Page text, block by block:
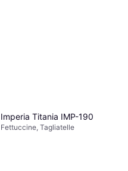
Imperia Titania IMP-190
Fettuccine, Tagliatelle